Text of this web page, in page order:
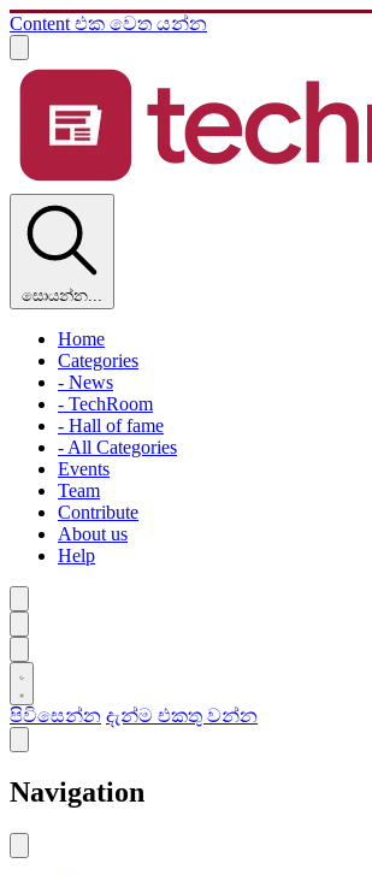
Content එක වෙත යන්න
සොයන්න...
Home
Categories
- News
- TechRoom
- Hall of fame
- All Categories
Events
Team
Contribute
About us
Help
පිවිසෙන්න දැන්ම එකතු වන්න
Navigation